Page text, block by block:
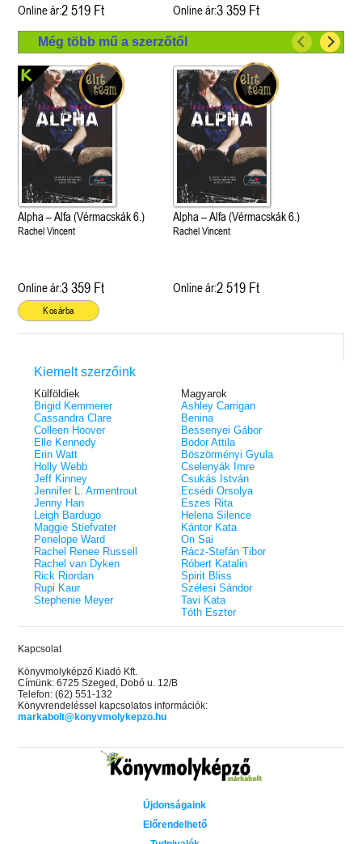
Online ár:2 519 Ft Online ár:3 359 Ft
Még több mű a szerzőtől
Alpha – Alfa (Vérmacskák 6.)
Rachel Vincent
Online ár:3 359 Ft
Kosárba
Alpha – Alfa (Vérmacskák 6.)
Rachel Vincent
Online ár:2 519 Ft
Kiemelt szerzőink
Külföldiek
Brigid Kemmerer
Cassandra Clare
Colleen Hoover
Elle Kennedy
Erin Watt
Holly Webb
Jeff Kinney
Jennifer L. Armentrout
Jenny Han
Leigh Bardugo
Maggie Stiefvater
Penelope Ward
Rachel Renee Russell
Rachel van Dyken
Rick Riordan
Rupi Kaur
Stephenie Meyer
Magyarok
Ashley Carrigan
Benina
Bessenyei Gábor
Bodor Attila
Böszörményi Gyula
Cselenyák Imre
Csukás István
Ecsédi Orsolya
Eszes Rita
Helena Silence
Kántor Kata
On Sai
Rácz-Stefán Tibor
Róbert Katalin
Spirit Bliss
Szélesi Sándor
Tavi Kata
Tóth Eszter
Kapcsolat
Könyvmolyképző Kiadó Kft.
Címünk: 6725 Szeged, Dobó u. 12/B
Telefon: (62) 551-132
Könyvrendeléssel kapcsolatos információk:
markabolt@konyvmolykepzo.hu
Újdonságaink
Előrendelhető